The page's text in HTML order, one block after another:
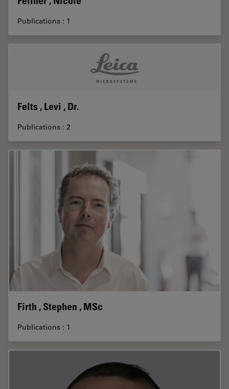
Publications : 1
Felts , Levi , Dr.
Publications : 2
Firth , Stephen , MSc
Publications : 1